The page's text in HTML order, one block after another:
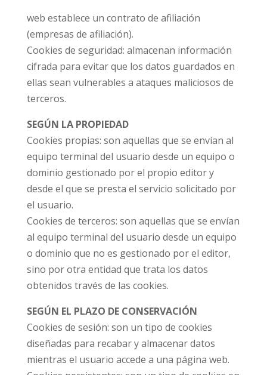
web establece un contrato de afiliación
(empresas de afiliación).
Cookies de seguridad: almacenan información
cifrada para evitar que los datos guardados en
ellas sean vulnerables a ataques maliciosos de
terceros.
SEGÚN LA PROPIEDAD
Cookies propias: son aquellas que se envían al
equipo terminal del usuario desde un equipo o
dominio gestionado por el propio editor y
desde el que se presta el servicio solicitado por
el usuario.
Cookies de terceros: son aquellas que se envían
al equipo terminal del usuario desde un equipo
o dominio que no es gestionado por el editor,
sino por otra entidad que trata los datos
obtenidos través de las cookies.
SEGÚN EL PLAZO DE CONSERVACIÓN
Cookies de sesión: son un tipo de cookies
diseñadas para recabar y almacenar datos
mientras el usuario accede a una página web.